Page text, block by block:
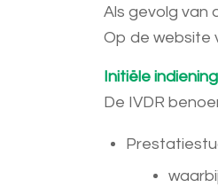
Als gevolg van
Op de website
Initiële indiening
De IVDR